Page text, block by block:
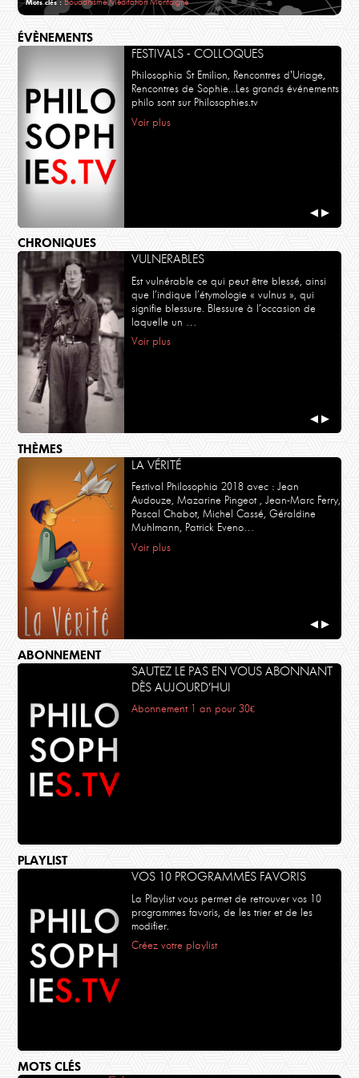
ÉVÈNEMENTS
FESTIVALS - COLLOQUES
Philosophia St Emilion, Rencontres d'Uriage,
Rencontres de Sophie...Les grands événements
philo sont sur Philosophies.tv
Voir plus
◀ ▶
CHRONIQUES
VULNERABLES
Est vulnérable ce qui peut être blessé, ainsi
que l’indique l’étymologie « vulnus », qui
signifie blessure. Blessure à l’occasion de
laquelle un …
Voir plus
◀ ▶
THÈMES
LA VÉRITÉ
Festival Philosophia 2018 avec : Jean
Audouze, Mazarine Pingeot , Jean-Marc Ferry,
Pascal Chabot, Michel Cassé, Géraldine
Muhlmann, Patrick Eveno…
Voir plus
◀ ▶
ABONNEMENT
SAUTEZ LE PAS EN VOUS ABONNANT
DÈS AUJOURD’HUI
Abonnement 1 an pour 30€
PLAYLIST
VOS 10 PROGRAMMES FAVORIS
La Playlist vous permet de retrouver vos 10
programmes favoris, de les trier et de les
modifier.
Créez votre playlist
MOTS CLÉS